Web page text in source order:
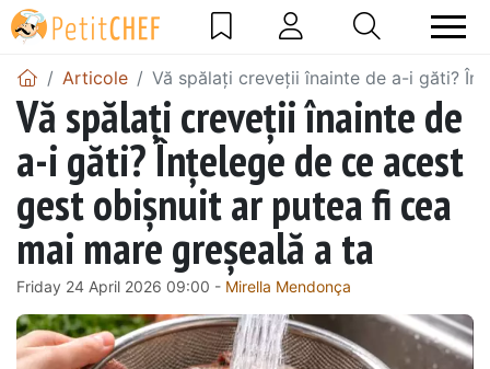
Articole Vă spălați creveții înainte de a-i găti?
Vă spălați creveții înainte de
a-i găti? Înțelege de ce acest
gest obișnuit ar putea fi cea
mai mare greșeală a ta
Friday 24 April 2026 09:00 - Mirella Mendonça